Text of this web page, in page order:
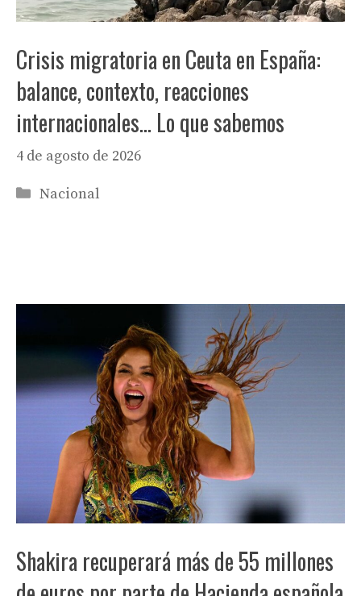
Crisis migratoria en Ceuta en España:
balance, contexto, reacciones
internacionales… Lo que sabemos
4 de agosto de 2026
Categorías
Nacional
Shakira recuperará más de 55 millones